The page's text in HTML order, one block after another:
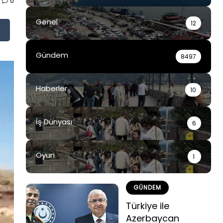
Genel 12
Gündem 8497
Haberler 10
İş Dünyası 6
Oyun 1
GÜNDEM
Türkiye ile
Azerbaycan